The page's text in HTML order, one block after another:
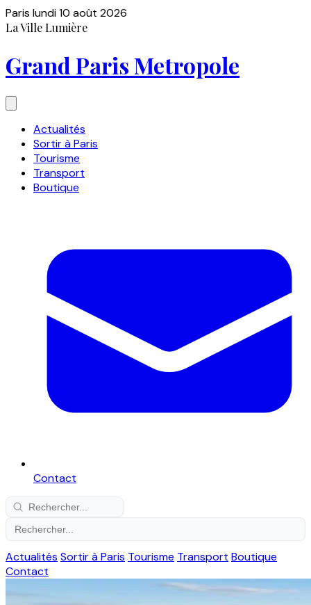
Paris lundi 10 août 2026
La Ville Lumière
Grand Paris Metropole
Actualités
Sortir à Paris
Tourisme
Transport
Boutique
Contact
Actualités Sortir à Paris Tourisme Transport Boutique
Contact